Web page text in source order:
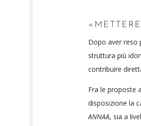
Dopo aver reso
struttura più
contribuire
Fra le proposte
disposizione la
ANNAA, sia a